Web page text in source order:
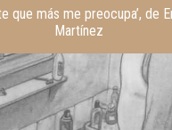
que más me preocupa’, de
Martínez